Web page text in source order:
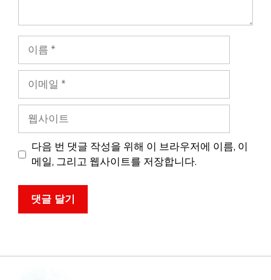
일
트
다음 번 댓글 작성을 위해 이 브라우저에 이름, 이
메일, 그리고 웹사이트를 저장합니다.